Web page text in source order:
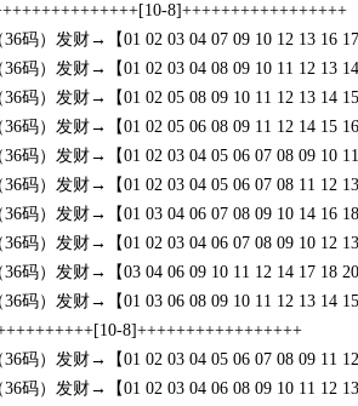
8]+++++++++++++++++
码）发财→【01 02 03 04 07 09 10 12 13 16
码）发财→【01 02 03 04 08 09 10 11 12 13
码）发财→【01 02 05 08 09 10 11 12 13 14
码）发财→【01 02 05 06 08 09 11 12 14 15
码）发财→【01 02 03 04 05 06 07 08 09 10
码）发财→【01 02 03 04 05 06 07 08 11 12
码）发财→【01 03 04 06 07 08 09 10 14 16
码）发财→【01 02 03 04 06 07 08 09 10 12
码）发财→【03 04 06 09 10 11 12 14 17 18
码）发财→【01 03 06 08 09 10 11 12 13 14
8]+++++++++++++++++
码）发财→【01 02 03 04 05 06 07 08 09 11
码）发财→【01 02 03 04 06 08 09 10 11 12